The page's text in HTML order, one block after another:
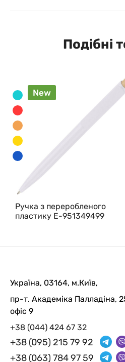
Подібні
New
Ручка з переробленого
пластику E-951349499
Україна, 03164, м.Київ,
пр-т. Академіка Палладіна,
офіс 9
+38 (044) 424 67 32
+38 (095) 215 79 92
+38 (063) 784 97 59